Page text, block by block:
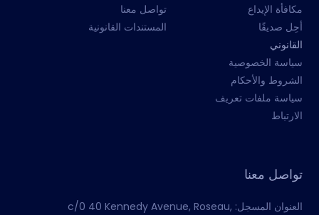
مكافأة الإيداع
أحِل صديقًا
تواصل معنا
المستندات القانونية
القانوني
سياسة الخصوصية
الشروط والأحكام
سياسة ملفات تعريف
الارتباط
تواصل معنا
العنوان المسجل: c/0 40 Kennedy Avenue, Roseau,